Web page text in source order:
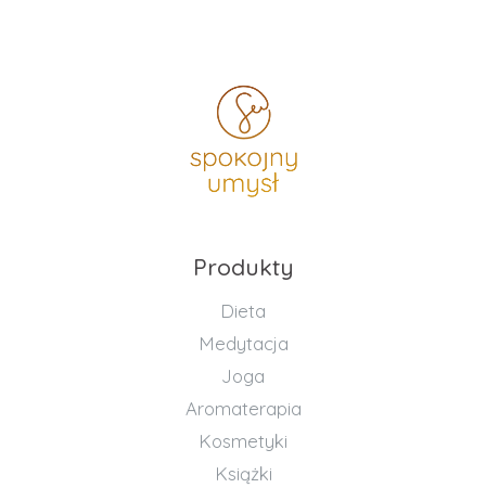
Produkty
Dieta
Medytacja
Joga
Aromaterapia
Kosmetyki
Książki